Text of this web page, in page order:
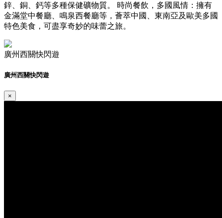
鋅、銅、鈣等多種保健礦物質。 時尚餐飲，多國風情：擁有
金滿堂中餐廳、鳴泉西餐廳等，薈萃中國、東南亞及歐美多國
特色美食，可盡享奇妙的味蕾之旅。
廣州西關快閃遊
廣州西關快閃遊
×